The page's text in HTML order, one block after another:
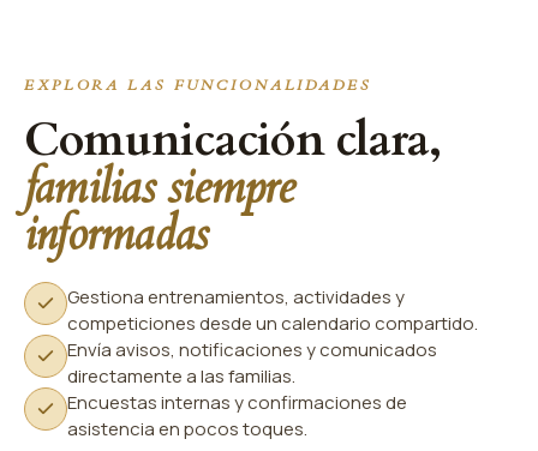
EXPLORA LAS FUNCIONALIDADES
Comunicación clara,
familias siempre
informadas
Gestiona entrenamientos, actividades y
competiciones desde un calendario compartido.
Envía avisos, notificaciones y comunicados
directamente a las familias.
Encuestas internas y confirmaciones de
asistencia en pocos toques.